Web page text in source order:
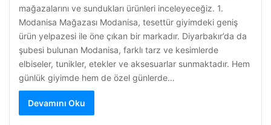
mağazalarını ve sundukları ürünleri inceleyeceğiz. 1.
Modanisa Mağazası Modanisa, tesettür giyimdeki geniş
ürün yelpazesi ile öne çıkan bir markadır. Diyarbakır’da da
şubesi bulunan Modanisa, farklı tarz ve kesimlerde
elbiseler, tunikler, etekler ve aksesuarlar sunmaktadır. Hem
günlük giyimde hem de özel günlerde…
Devamını Oku